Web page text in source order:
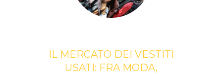
IL MERCATO DEI VESTITI
USATI: FRA MODA,